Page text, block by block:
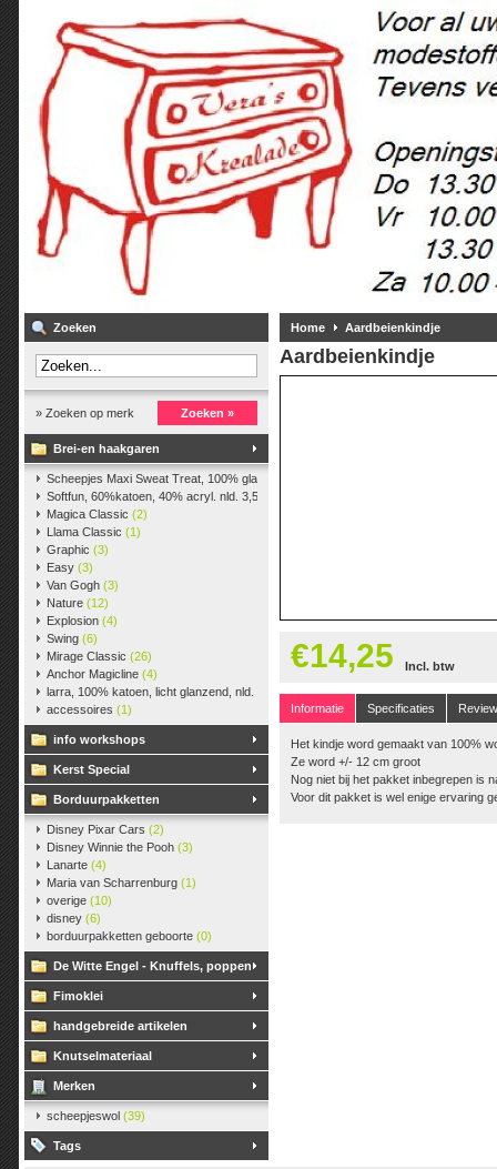
Zoeken
» Zoeken op merk Zoeken »
Brei-en haakgaren
Scheepjes Maxi Sweat Treat, 100% glanskatoen,25 gr.
Softfun, 60%katoen, 40% acryl. nld. 3,5-4. ca. 140m, 50 gr.
Magica Classic (2)
Llama Classic (1)
Graphic (3)
Easy (3)
Van Gogh (3)
Nature (12)
Explosion (4)
Swing (6)
Mirage Classic (26)
Anchor Magicline (4)
larra, 100% katoen, licht glanzend, nld. 2,5-3, ca. 125m, 50 gr.(38)
accessoires (1)
info workshops
Kerst Special
Borduurpakketten
Disney Pixar Cars (2)
Disney Winnie the Pooh (3)
Lanarte (4)
Maria van Scharrenburg (1)
overige (10)
disney (6)
borduurpakketten geboorte (0)
De Witte Engel - Knuffels, poppen
Fimoklei
handgebreide artikelen
Knutselmateriaal
Merken
scheepjeswol (39)
Tags
Home Aardbeienkindje
Aardbeienkindje
€14,25 Incl. btw
Informatie Specificaties
Het kindje word gemaakt van 100%
Ze word +/- 12 cm groot
Nog niet bij het pakket inbegrepen is
Voor dit pakket is wel enige ervaring